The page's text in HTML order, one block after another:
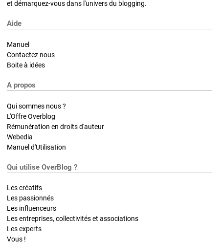
et démarquez-vous dans l'univers du blogging.
Aide
Manuel
Contactez nous
Boite à idées
A propos
Qui sommes nous ?
L'Offre Overblog
Rémunération en droits d'auteur
Webedia
Manuel d'Utilisation
Qui utilise OverBlog ?
Les créatifs
Les passionnés
Les influenceurs
Les entreprises, collectivités et associations
Les experts
Vous !